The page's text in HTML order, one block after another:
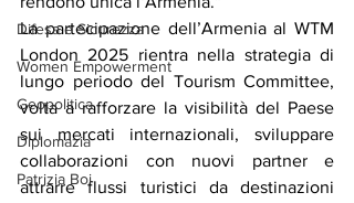
Difesa e Sicurezza
Women Empowerment
Geopolitica
Diplomazia
Patrizia Boi
La partecipazione dell’Armenia al WTM
London 2025 rientra nella strategia di
lungo periodo del Tourism Committee,
volta a rafforzare la visibilità del Paese
sui mercati internazionali, sviluppare
collaborazioni con nuovi partner e
attrarre flussi turistici da destinazioni